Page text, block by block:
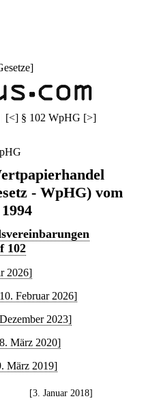
]
[<] § 102 WpHG [>]
- WpHG) vom
102
2026]
Februar 2026]
2023]
März 2020]
März 2019]
[3. Januar 2018]